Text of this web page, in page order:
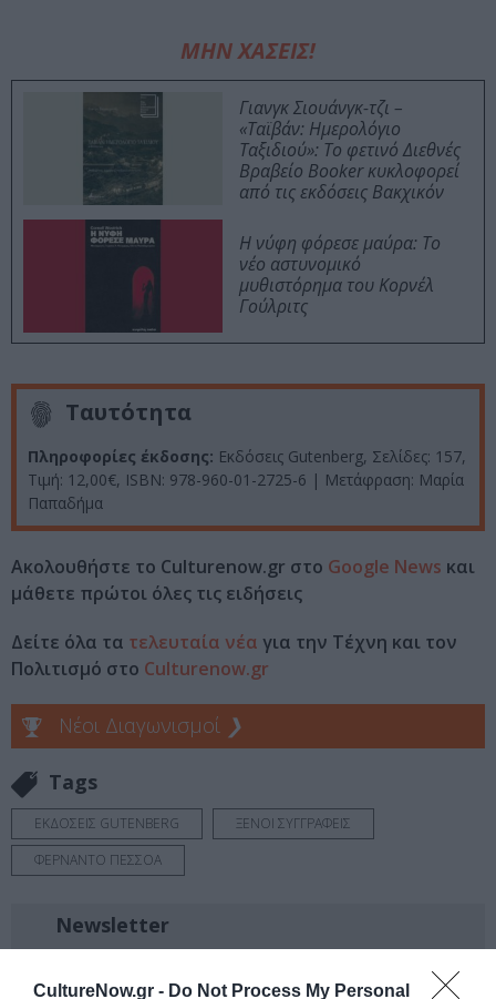
CultureNow.gr - Do Not Process My Personal
ΜΗΝ ΧΑΣΕΙΣ!
Γιανγκ Σιουάνγκ-τζι –
«Ταϊβάν: Ημερολόγιο
Ταξιδιού»: Το φετινό Διεθνές
Βραβείο Booker κυκλοφορεί
από τις εκδόσεις Βακχικόν
Η νύφη φόρεσε μαύρα: Το
νέο αστυνομικό
μυθιστόρημα του Κορνέλ
Γούλριτς
Ταυτότητα
Πληροφορίες έκδοσης: Εκδόσεις Gutenberg, Σελίδες: 157,
Τιμή: 12,00€, ISBN: 978-960-01-2725-6 | Μετάφραση: Μαρία
Παπαδήμα
Ακολουθήστε το Culturenow.gr στο Google News και
μάθετε πρώτοι όλες τις ειδήσεις
Δείτε όλα τα τελευταία νέα για την Τέχνη και τον
Πολιτισμό στο Culturenow.gr
Νέοι Διαγωνισμοί ❯
Tags
ΕΚΔΟΣΕΙΣ GUTENBERG
ΞΕΝΟΙ ΣΥΓΓΡΑΦΕΙΣ
ΦΕΡΝΑΝΤΟ ΠΕΣΣΟΑ
Newsletter
την Τέχνη και τον Πολιτισμό!